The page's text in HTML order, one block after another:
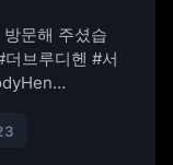
문해 주셨습
브루디헨 #서